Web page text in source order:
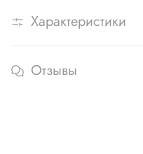
Характеристики
Отзывы